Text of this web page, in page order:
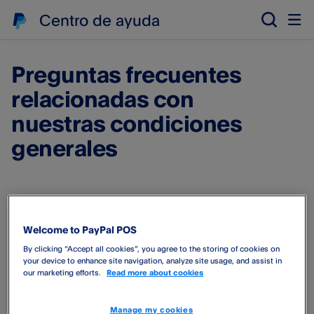
Centro de ayuda
Preguntas frecuentes
relacionadas con
nuestras condiciones
generales
generales.
¿Dónde puedo usar POS de PayPal​?
Welcome to PayPal POS
By clicking “Accept all cookies”, you agree to the storing of cookies on
your device to enhance site navigation, analyze site usage, and assist in
our marketing efforts.
Read more about cookies
Manage my cookies